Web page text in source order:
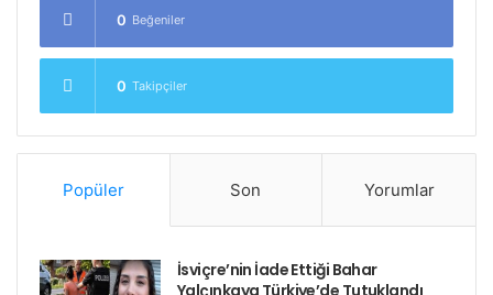
0 Beğeniler
0 Takipçiler
Popüler Son Yorumlar
İsviçre’nin İade Ettiği Bahar
Yalçınkaya Türkiye’de Tutuklandı